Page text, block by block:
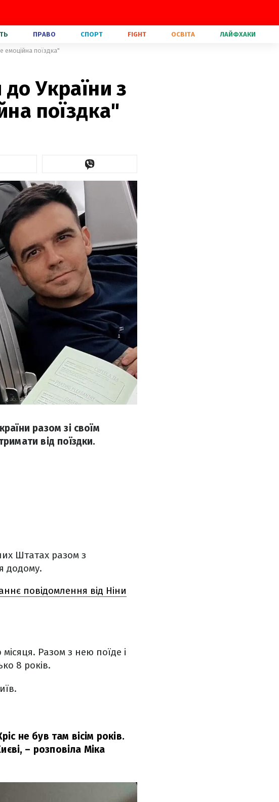
ПРАВО СПОРТ FIGHT ОСВІТА ЛАЙФХАКИ
емоційна поїздка"
України з
поїздка"
разом зі своїм
від поїздки.
Штатах разом з
додому.
повідомлення від Ніни
Разом з нею поїде і
8 років.
не був там вісім років.
– розповіла Міка